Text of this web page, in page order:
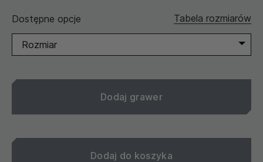
Dostępne opcje Tabela rozmiarów
Rozmiar
Dodaj grawer
Dodaj do koszyka